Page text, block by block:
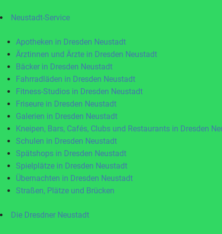
Neustadt-Service
Apotheken in Dresden Neustadt
Ärztinnen und Ärzte in Dresden Neustadt
Bäcker in Dresden Neustadt
Fahrradläden in Dresden Neustadt
Fitness-Studios in Dresden Neustadt
Friseure in Dresden Neustadt
Galerien in Dresden Neustadt
Kneipen, Bars, Cafés, Clubs und Restaurants in Dresden
Schulen in Dresden Neustadt
Spätshops in Dresden Neustadt
Spielplätze in Dresden Neustadt
Übernachten in Dresden Neustadt
Straßen, Plätze und Brücken
Die Dresdner Neustadt